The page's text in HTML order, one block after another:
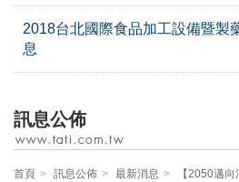
2018台北國際食品加工設備暨製
息
訊息公佈
首頁 訊息公佈 最新消息 【2050邁